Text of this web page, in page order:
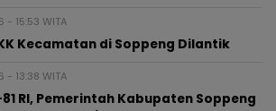
15:53 WITA
Kecamatan di Soppeng Dilantik
13:38 WITA
RI, Pemerintah Kabupaten Soppeng